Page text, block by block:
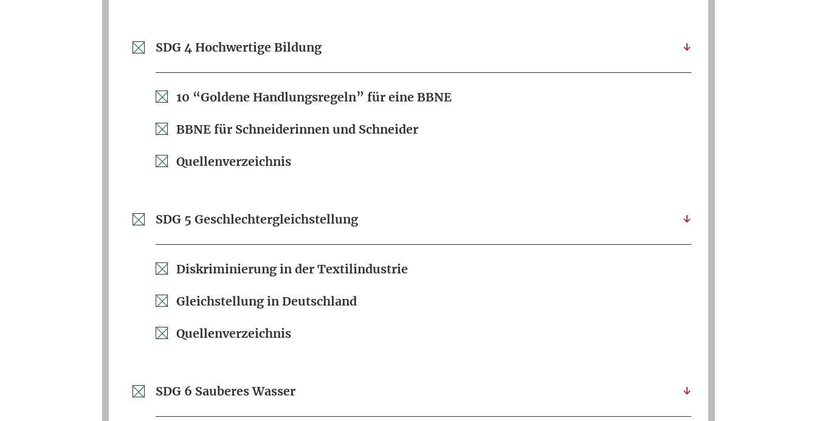
SDG 4 Hochwertige Bildung
10 “Goldene Handlungsregeln” für eine BBNE
BBNE für Schneiderinnen und Schneider
Quellenverzeichnis
SDG 5 Geschlechtergleichstellung
Diskriminierung in der Textilindustrie
Gleichstellung in Deutschland
Quellenverzeichnis
SDG 6 Sauberes Wasser